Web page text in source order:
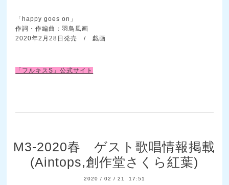
「happy goes on」
作詞・作編曲：羽鳥風画
2020年2月28日発売 / 戯画
「フルキスS」公式サイト
M3-2020春 ゲスト歌唱情報掲載
(Aintops,創作堂さくら紅葉)
2020 / 02 / 21 17:51